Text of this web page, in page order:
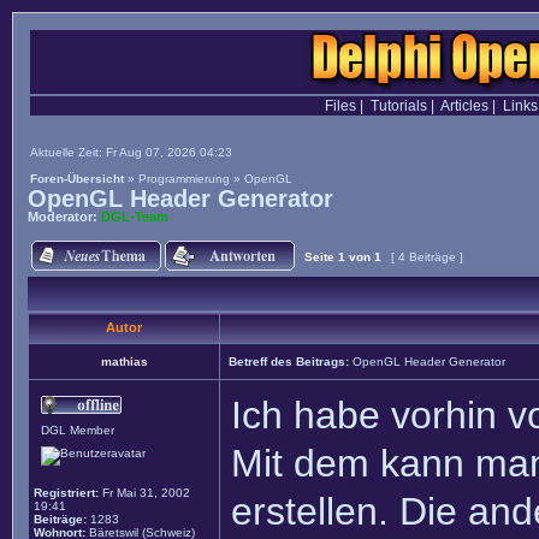
Files| Tutorials| Articles| Links
Aktuelle Zeit: Fr Aug 07, 2026 04:23
Foren-Übersicht » Programmierung » OpenGL
OpenGL Header Generator
Moderator: DGL-Team
Seite 1 von 1 [ 4 Beiträge ]
Autor
mathias Betreff des Beitrags: OpenGL Header Generator
DGL Member
Registriert: Fr Mai 31, 2002
19:41
Beiträge: 1283
Wohnort: Bäretswil (Schweiz)
Ich habe vorhin
Mit dem kann
erstellen. Die